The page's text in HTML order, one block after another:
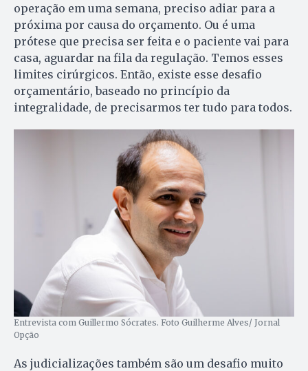
operação em uma semana, preciso adiar para a
próxima por causa do orçamento. Ou é uma
prótese que precisa ser feita e o paciente vai para
casa, aguardar na fila da regulação. Temos esses
limites cirúrgicos. Então, existe esse desafio
orçamentário, baseado no princípio da
integralidade, de precisarmos ter tudo para todos.
Entrevista com Guillermo Sócrates. Foto Guilherme Alves/ Jornal
Opção
As judicializações também são um desafio muito